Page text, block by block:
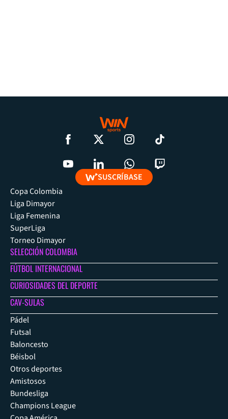
SUSCRÍBASE
Copa Colombia
Liga Dimayor
Liga Femenina
SuperLiga
Torneo Dimayor
SELECCIÓN COLOMBIA
FÚTBOL INTERNACIONAL
CURIOSIDADES DEL DEPORTE
CAV-SULAS
Pádel
Futsal
Baloncesto
Béisbol
Otros deportes
Amistosos
Bundesliga
Champions League